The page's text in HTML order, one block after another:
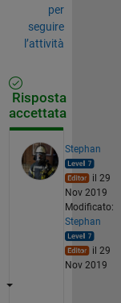
per
seguire
l’attività
Risposta
accettata
Stephan
il 29
Nov 2019
Modificato:
Stephan
il 29
Nov 2019